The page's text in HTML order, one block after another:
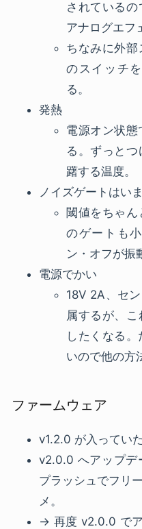
されている
アナログエフ
ちなみに外部
のスイッチ
る。
発熱
電源オン状
る。ずっと
躇する温度。
ノイズゲートはい
閾値をちゃ
のゲートも
ン・オフが振
電源でかい
18V 2A、セ
属するが、
したくなる
いので他の方
ファームウェア
v1.2.0 が入っていた
v2.0.0 へアップデ
プラッシュでフリ
メ。
→ 再度 v2.0.0 で